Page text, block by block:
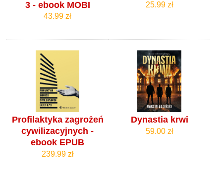
3 - ebook MOBI
43.99 zł
25.99 zł
Profilaktyka zagrożeń
cywilizacyjnych -
ebook EPUB
239.99 zł
Dynastia krwi
59.00 zł